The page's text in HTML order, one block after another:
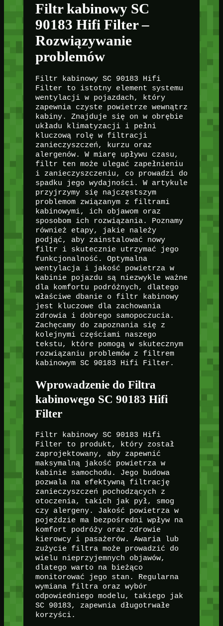
Filtr kabinowy SC
90183 Hifi Filter –
Rozwiązywanie
problemów
Filtr kabinowy SC 90183 Hifi
Filter to istotny element systemu
wentylacji w pojazdach, który
zapewnia czyste powietrze wewnątrz
kabiny. Znajduje się on w obrębie
układu klimatyzacji i pełni
kluczową rolę w filtracji
zanieczyszczeń, kurzu oraz
alergenów. W miarę upływu czasu,
filtr ten może ulegać zapełnieniu
i zanieczyszczeniu, co prowadzi do
spadku jego wydajności. W artykule
przyjrzymy się najczęstszym
problemom związanym z filtrami
kabinowymi, ich objawom oraz
sposobom ich rozwiązania. Poznamy
również etapy, jakie należy
podjąć, aby zainstalować nowy
filtr i skutecznie utrzymać jego
funkcjonalność. Optymalna
wentylacja i jakość powietrza w
kabinie pojazdu są niezwykle ważne
dla komfortu podróżnych, dlatego
właściwe dbanie o filtr kabinowy
jest kluczowe dla zachowania
zdrowia i dobrego samopoczucia.
Zachęcamy do zapoznania się z
kolejnymi częściami naszego
tekstu, które pomogą w skutecznym
rozwiązaniu problemów z filtrem
kabinowym SC 90183 Hifi Filter.
Wprowadzenie do Filtra
kabinowego SC 90183 Hifi
Filter
Filtr kabinowy SC 90183 Hifi
Filter to produkt, który został
zaprojektowany, aby zapewnić
maksymalną jakość powietrza w
kabinie samochodu. Jego budowa
pozwala na efektywną filtrację
zanieczyszczeń pochodzących z
otoczenia, takich jak pył, smog
czy alergeny. Jakość powietrza w
pojeździe ma bezpośredni wpływ na
komfort podróży oraz zdrowie
kierowcy i pasażerów. Awaria lub
zużycie filtra może prowadzić do
wielu nieprzyjemnych objawów,
dlatego warto na bieżąco
monitorować jego stan. Regularna
wymiana filtra oraz wybór
odpowiedniego modelu, takiego jak
SC 90183, zapewnia długotrwałe
korzyści.